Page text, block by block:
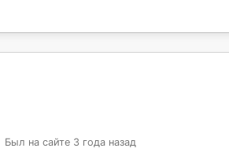
Был на сайте 3 года назад